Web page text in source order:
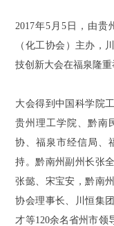
2017年5月5日，由
（化工协会）主办，
技创新大会在福泉隆重
大会得到中国科学院
贵州理工学院、黔南
协、福泉市经信局、
持。黔南州副州长张
张懿、宋宝安，黔南
协会理事长、川恒集
才等120余名省州市领